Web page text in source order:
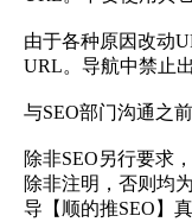
由于各种原因改动
URL。导航中禁止
与SEO部门沟通之
除非SEO另行要求
除非注明，否则均
导【顺的推SEO】